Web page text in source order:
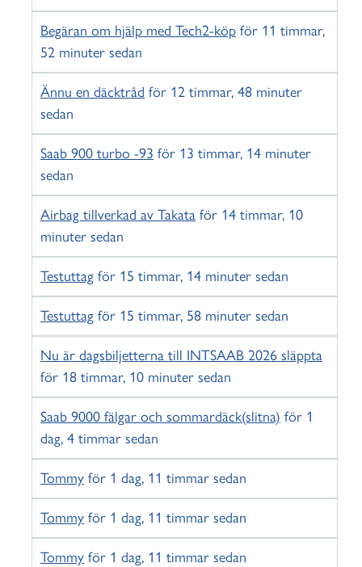
Begäran om hjälp med Tech2-köp för 11 timmar,
52 minuter sedan
Ännu en däcktråd för 12 timmar, 48 minuter
sedan
Saab 900 turbo -93 för 13 timmar, 14 minuter
sedan
Airbag tillverkad av Takata för 14 timmar, 10
minuter sedan
Testuttag för 15 timmar, 14 minuter sedan
Testuttag för 15 timmar, 58 minuter sedan
Nu är dagsbiljetterna till INTSAAB 2026 släppta
för 18 timmar, 10 minuter sedan
Saab 9000 fälgar och sommardäck(slitna) för 1
dag, 4 timmar sedan
Tommy för 1 dag, 11 timmar sedan
Tommy för 1 dag, 11 timmar sedan
Tommy för 1 dag, 11 timmar sedan